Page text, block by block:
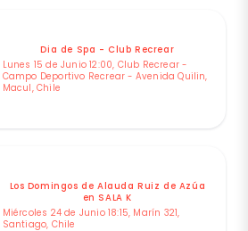
Dia de Spa - Club Recrear
Lunes 15 de Junio 12:00, Club Recrear -
Campo Deportivo Recrear - Avenida Quilin,
Macul, Chile
Los Domingos de Alauda Ruiz de Azúa
en SALA K
Miércoles 24 de Junio 18:15, Marín 321,
Santiago, Chile